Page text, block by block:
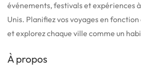
événements, festivals et expériences
Unis. Planifiez vos voyages en fonction
et explorez chaque ville comme un
À propos